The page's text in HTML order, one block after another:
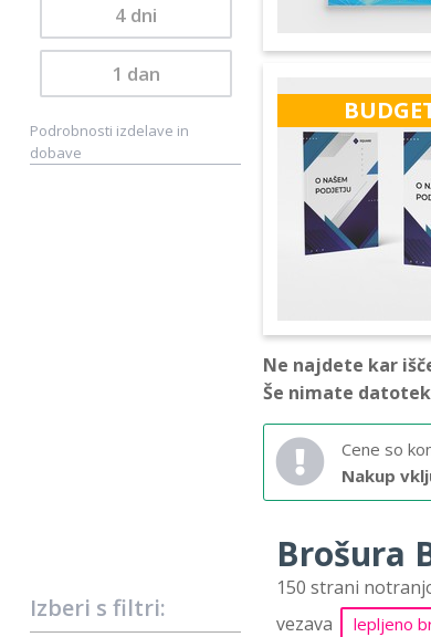
4 dni
1 dan
Podrobnosti izdelave in
dobave
Izberi s filtri:
Ne najdete kar
Še nimate
Cene so
Nakup
Brošura
150 strani
vezava
lepljeno